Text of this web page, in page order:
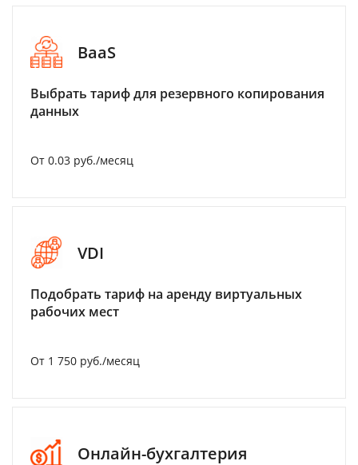
BaaS
Выбрать тариф для резервного копирования
данных
От 0.03 руб./месяц
VDI
Подобрать тариф на аренду виртуальных
рабочих мест
От 1 750 руб./месяц
Онлайн-бухгалтерия